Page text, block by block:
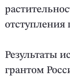
отступления
Результаты
грантом